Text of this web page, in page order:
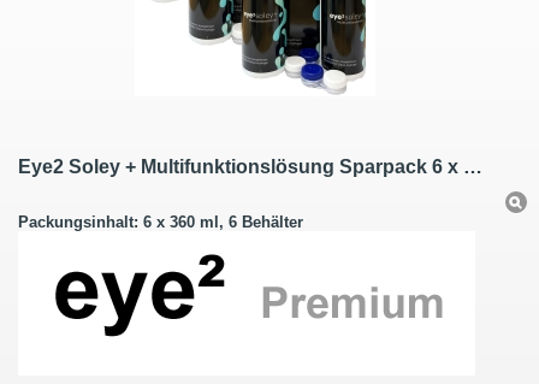
Eye2 Soley + Multifunktionslösung Sparpack 6 x 360 ml
Packungsinhalt: 6 x 360 ml, 6 Behälter